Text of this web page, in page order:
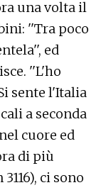
una volta il
''Tra poco
ed
''L'ho
sente l'Italia
a seconda
cuore ed
di più
ci sono